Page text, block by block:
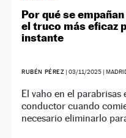
Por qué se
el truco más eficaz
instante
RUBÉN PÉREZ |03/11/2025 |
El vaho en el parabrisas
conductor cuando
necesario eliminarlo